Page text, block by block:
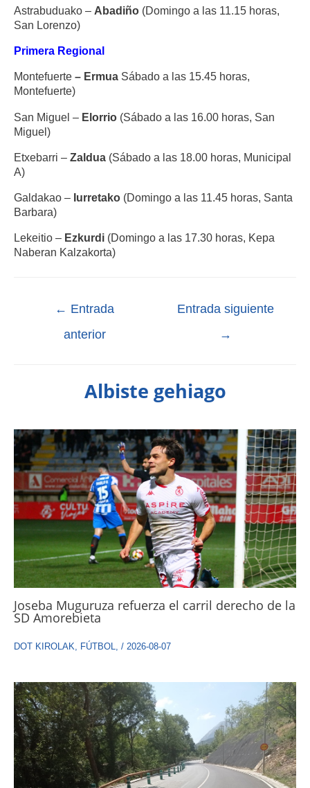
Astrabuduako – Abadiño (Domingo a las 11.15 horas,
San Lorenzo)
Primera Regional
Montefuerte – Ermua Sábado a las 15.45 horas,
Montefuerte)
San Miguel – Elorrio (Sábado a las 16.00 horas, San
Miguel)
Etxebarri – Zaldua (Sábado a las 18.00 horas, Municipal
A)
Galdakao – Iurretako (Domingo a las 11.45 horas, Santa
Barbara)
Lekeitio – Ezkurdi (Domingo a las 17.30 horas, Kepa
Naberan Kalzakorta)
← Entrada
anterior
Entrada siguiente
→
Albiste gehiago
Joseba Muguruza refuerza el carril derecho de la
SD Amorebieta
DOT KIROLAK, FÚTBOL, / 2026-08-07